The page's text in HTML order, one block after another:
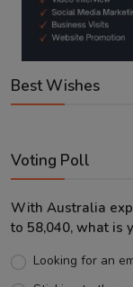
Best Wishes
Voting Poll
With Australia
to 58,040, what is
Looking for an